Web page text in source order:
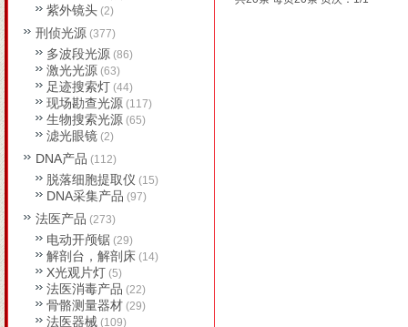
紫外镜头 (2)
刑侦光源 (377)
多波段光源 (86)
激光光源 (63)
足迹搜索灯 (44)
现场勘查光源 (117)
生物搜索光源 (65)
滤光眼镜 (2)
DNA产品 (112)
脱落细胞提取仪 (15)
DNA采集产品 (97)
法医产品 (273)
电动开颅锯 (29)
解剖台，解剖床 (14)
X光观片灯 (5)
法医消毒产品 (22)
骨骼测量器材 (29)
法医器械 (109)